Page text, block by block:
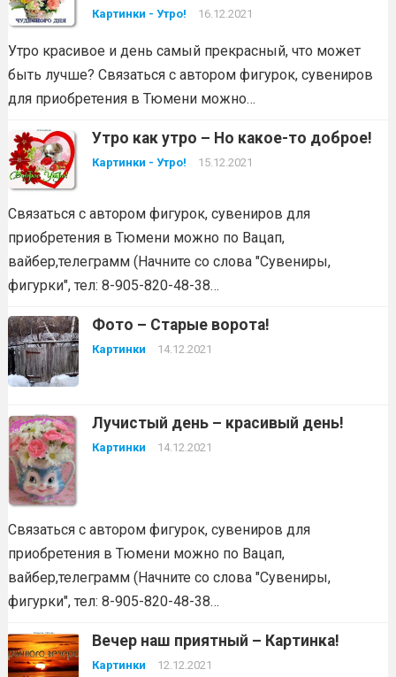
Картинки - Утро! 16.12.2021
Утро красивое и день самый прекрасный, что может
быть лучше? Связаться с автором фигурок, сувениров
для приобретения в Тюмени можно…
Утро как утро – Но какое-то доброе!
Картинки - Утро! 15.12.2021
Связаться с автором фигурок, сувениров для
приобретения в Тюмени можно по Вацап,
вайбер,телеграмм (Начните со слова "Сувениры,
фигурки", тел: 8-905-820-48-38…
Фото – Старые ворота!
Картинки 14.12.2021
Лучистый день – красивый день!
Картинки 14.12.2021
Связаться с автором фигурок, сувениров для
приобретения в Тюмени можно по Вацап,
вайбер,телеграмм (Начните со слова "Сувениры,
фигурки", тел: 8-905-820-48-38…
Вечер наш приятный – Картинка!
Картинки 12.12.2021